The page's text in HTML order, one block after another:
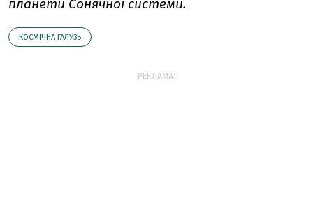
планети Сонячної системи.
КОСМІЧНА ГАЛУЗЬ
РЕКЛАМА: